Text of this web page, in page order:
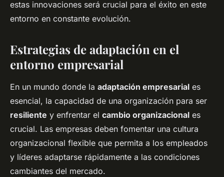
estas innovaciones será crucial para el éxito en este
entorno en constante evolución.
Estrategias de adaptación en el
entorno empresarial
En un mundo donde la adaptación empresarial es
esencial, la capacidad de una organización para ser
resiliente y enfrentar el cambio organizacional es
crucial. Las empresas deben fomentar una cultura
organizacional flexible que permita a los empleados
y líderes adaptarse rápidamente a las condiciones
cambiantes del mercado.